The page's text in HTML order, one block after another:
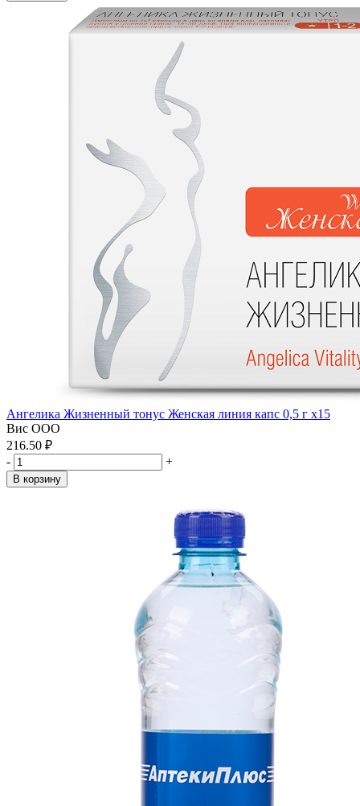
Ангелика Жизненный тонус Женская линия капс 0,5 г x15
Вис ООО
216.50 ₽
-
+
В корзину